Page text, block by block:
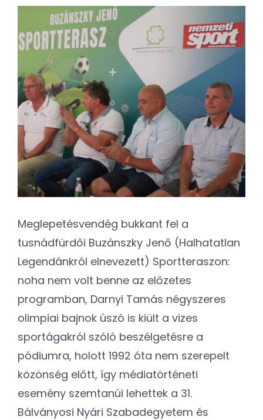
Kapcsolat
SEARCH
FOR:
Larger
Image
Meglepetésvendég bukkant fel a
tusnádfürdői Buzánszky Jenő (Halhatatlan
Legendánkról elnevezett) Sportteraszon:
noha nem volt benne az előzetes
programban, Darnyi Tamás négyszeres
olimpiai bajnok úszó is kiült a vizes
sportágakról szóló beszélgetésre a
pódiumra, holott 1992 óta nem szerepelt
közönség előtt, így médiatörténeti
esemény szemtanúi lehettek a 31.
Bálványosi Nyári Szabadegyetem és